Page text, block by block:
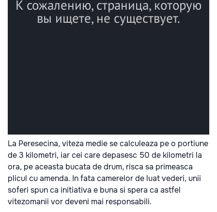
La Peresecina, viteza medie se calculeaza pe o portiune
de 3 kilometri, iar cei care depasesc 50 de kilometri la
ora, pe aceasta bucata de drum, risca sa primeasca
plicul cu amenda. In fata camerelor de luat vederi, unii
soferi spun ca initiativa e buna si spera ca astfel
vitezomanii vor deveni mai responsabili.